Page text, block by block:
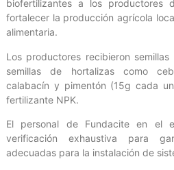
biofertilizantes a los
fortalecer la producción agrícola
alimentaria.
Los productores recibieron
semillas de hortalizas como
calabacín y pimentón (15g cada
fertilizante NPK.
El personal de Fundacite en el
verificación exhaustiva para
adecuadas para la instalación de